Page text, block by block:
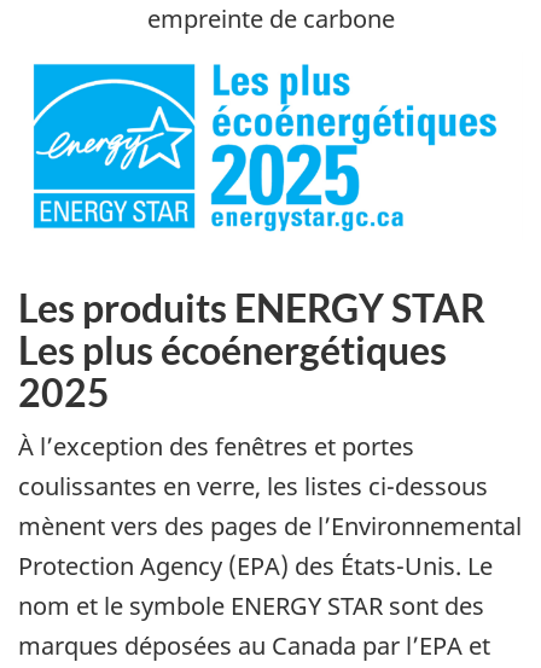
empreinte de carbone
Les produits ENERGY STAR
Les plus écoénergétiques
2025
À l’exception des fenêtres et portes
coulissantes en verre, les listes ci-dessous
mènent vers des pages de l’Environnemental
Protection Agency (EPA) des États-Unis. Le
nom et le symbole ENERGY STAR sont des
marques déposées au Canada par l’EPA et